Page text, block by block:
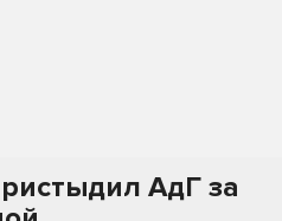
АдГ за